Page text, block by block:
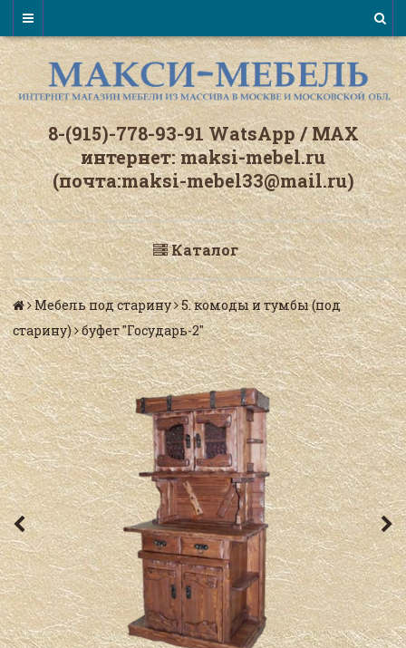
8-(915)-778-93-91 WatsАpp / МАХ
интернет: maksi-mebel.ru
(почта:maksi-mebel33@mail.ru)
Каталог
Мебель под старину 5. комоды и тумбы (под
старину) буфет "Государь-2"